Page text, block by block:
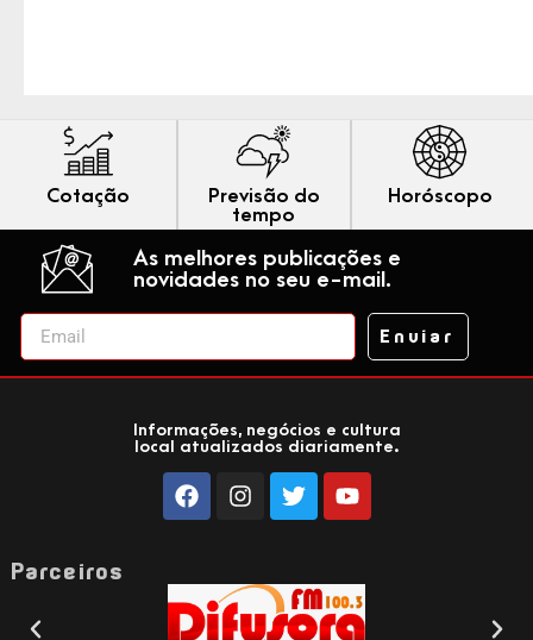
Cotação
Previsão do
tempo
Horóscopo
As melhores publicações e
novidades no seu e-mail.
Enviar
Informações, negócios e cultura
local atualizados diariamente.
Parceiros